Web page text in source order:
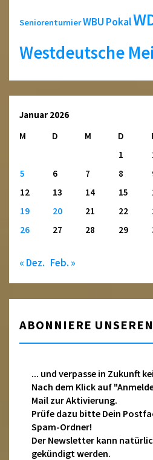
SeniorenturnierWBU Pokal
Westdeutsche
Januar 2026
M
D M D
1
5
6 7 8
12
13 14 15
19
20 21 22
26
27 28 29
« Dez. Feb. »
ABONNIERE
... und verpasse in Zukunft
Nach dem Klick auf
Mail zur Aktivierung.
Prüfe dazu bitte Dein
Spam-Ordner!
Der Newsletter kann
gekündigt werden.